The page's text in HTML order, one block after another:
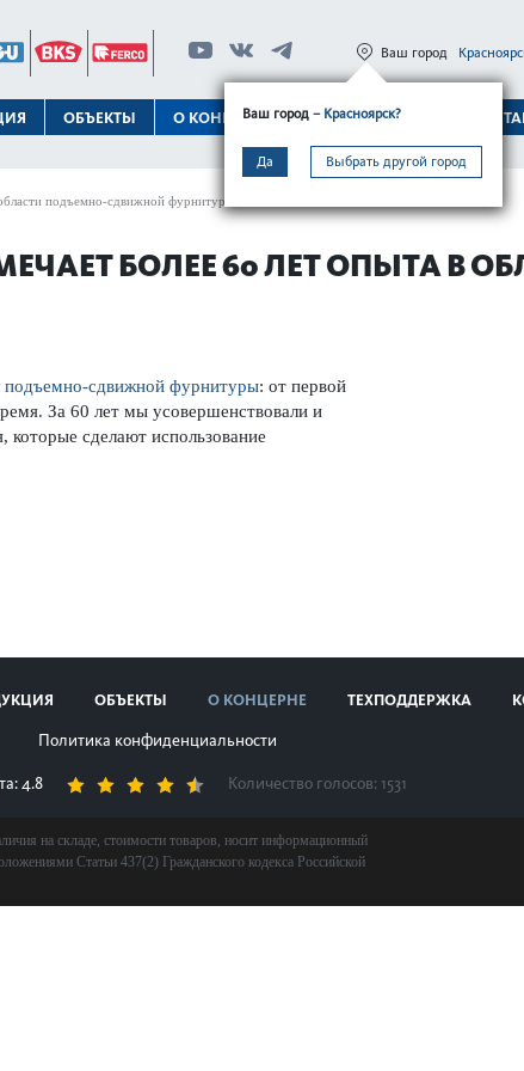
ОБЪЕКТЫ О КОНЦЕРНЕ ТЕХПОДДЕРЖКА
Ваш город – Красноярск?
Да Выбрать другой город
Ваш город
подъемно-сдвижной фурнитуры
БОЛЕЕ 60 ЛЕТ ОПЫТА В
подъемно-сдвижной фурнитуры: от первой
За 60 лет мы усовершенствовали и
сделают использование
ОБЪЕКТЫ О КОНЦЕРНЕ ТЕХПОДДЕРЖКА
Политика конфиденциальности
4.8 Количество голосов: 1531
на складе, стоимости товаров, носит информационный
Статьи 437(2) Гражданского кодекса Российской